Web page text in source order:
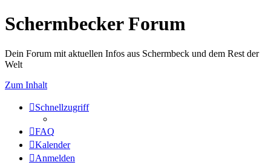
Schermbecker Forum
Dein Forum mit aktuellen Infos aus Schermbeck und dem Rest der
Welt
Zum Inhalt
Schnellzugriff
FAQ
Kalender
Anmelden